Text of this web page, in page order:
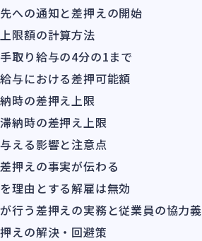
への通知と差押えの開始
限額の計算方法
取り給与の4分の1まで
与における差押可能額
時の差押え上限
納時の差押え上限
える影響と注意点
押えの事実が伝わる
理由とする解雇は無効
行う差押えの実務と従業員の協力
えの解決・回避策